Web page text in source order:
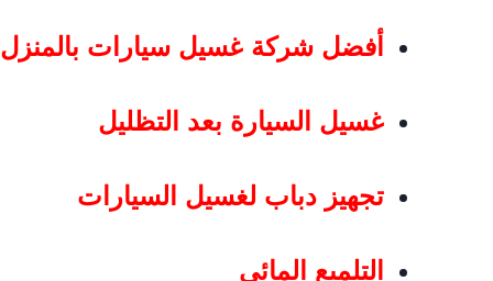
أفضل شركة غسيل سيارات بالمنزل
غسيل السيارة بعد التظليل
تجهيز دباب لغسيل السيارات
التلميع المائي